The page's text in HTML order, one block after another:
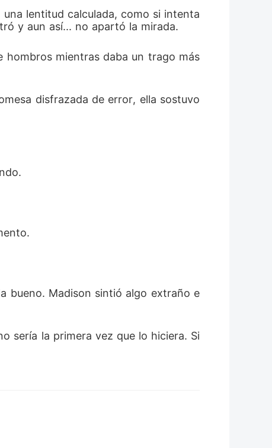
lentitud calculada, como si intenta
y aun así... no apartó la mirada.
hombros mientras daba un trago más
disfrazada de error, ella sostuvo
bueno. Madison sintió algo extraño e
sería la primera vez que lo hiciera. Si